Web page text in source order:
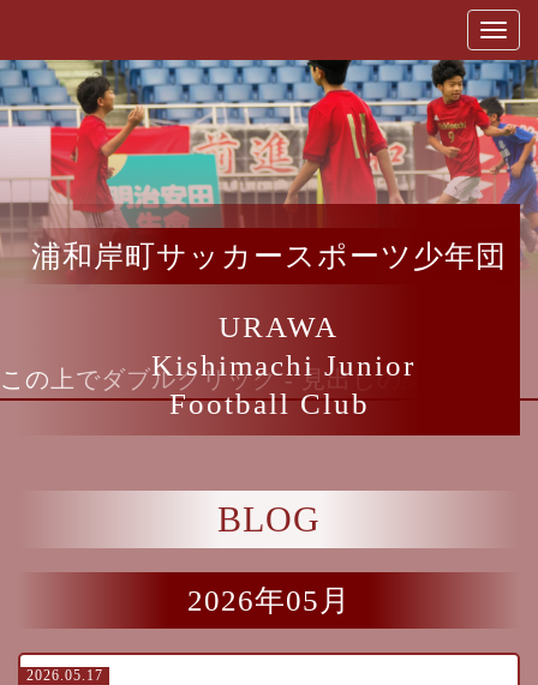
浦和岸町サッカースポーツ少年団
URAWA
Kishimachi Junior
Football Club
この上でダブルクリック - 見出しの編集
BLOG
2026年05月
2026.05.17